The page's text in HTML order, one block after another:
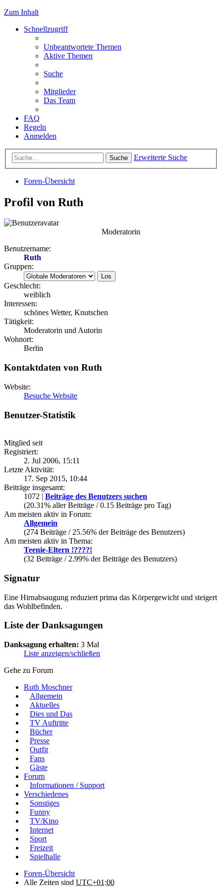
Zum Inhalt
Schnellzugriff
Unbeantwortete Themen
Aktive Themen
Suche
Mitglieder
Das Team
FAQ
Regeln
Anmelden
Suche Erweiterte Suche
Foren-Übersicht
Profil von Ruth
Moderatorin
Benutzername:
Ruth
Gruppen:
Geschlecht:
weiblich
Interessen:
schönes Wetter, Knutschen
Tätigkeit:
Moderatorin und Autorin
Wohnort:
Berlin
Kontaktdaten von Ruth
Website:
Besuche Website
Benutzer-Statistik
Mitglied seit
Registriert:
2. Jul 2006, 15:11
Letzte Aktivität:
17. Sep 2015, 10:44
Beiträge insgesamt:
1072 | Beiträge des Benutzers suchen
(20.31% aller Beiträge / 0.15 Beiträge pro Tag)
Am meisten aktiv in Forum:
Allgemein
(274 Beiträge / 25.56% der Beiträge des Benutzers)
Am meisten aktiv in Thema:
Teenie-Eltern !????!
(32 Beiträge / 2.99% der Beiträge des Benutzers)
Signatur
Eine Hirnabsaugung reduziert prima das Körpergewicht und steigert
das Wohlbefinden.
Liste der Danksagungen
Danksagung erhalten: 3 Mal
Liste anzeigen/schließen
Gehe zu Forum
Ruth Moschner
Allgemein
Aktuelles
Dies und Das
TV Auftritte
Bücher
Presse
Outfit
Fans
Gäste
Forum
Informationen / Support
Verschiedenes
Sonstiges
Funny
TV/Kino
Internet
Sport
Freizeit
Spielhalle
Foren-Übersicht
Alle Zeiten sind UTC+01:00